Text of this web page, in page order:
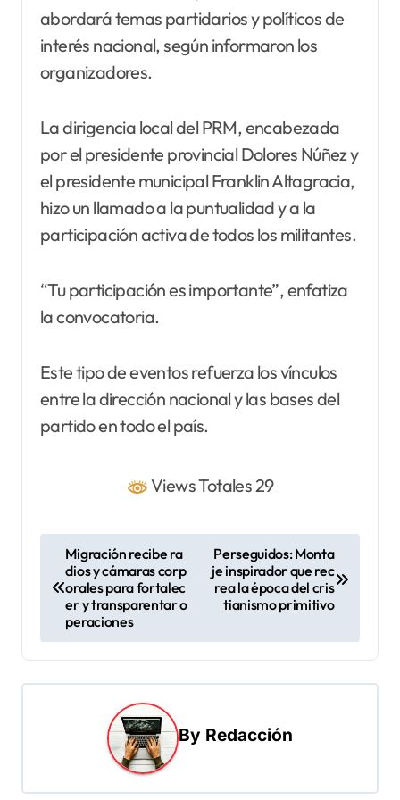
abordará temas partidarios y políticos de
interés nacional, según informaron los
organizadores.
La dirigencia local del PRM, encabezada
por el presidente provincial Dolores Núñez y
el presidente municipal Franklin Altagracia,
hizo un llamado a la puntualidad y a la
participación activa de todos los militantes.
“Tu participación es importante”, enfatiza
la convocatoria.
Este tipo de eventos refuerza los vínculos
entre la dirección nacional y las bases del
partido en todo el país.
Views Totales 29
e
g
Migración recibe ra
dios y cámaras corp
orales para fortalec
er y transparentar o
peraciones
Perseguidos: Monta
je inspirador que rec
rea la época del cris
tianismo primitivo
By Redacción